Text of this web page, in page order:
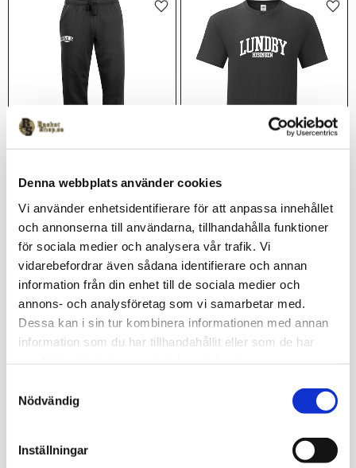
Denna webbplats använder cookies
Vi använder enhetsidentifierare för att anpassa innehållet
och annonserna till användarna, tillhandahålla funktioner
för sociala medier och analysera vår trafik. Vi
vidarebefordrar även sådana identifierare och annan
information från din enhet till de sociala medier och
annons- och analysföretag som vi samarbetar med.
Dessa kan i sin tur kombinera informationen med annan
information som du har tillhandahållit eller som de har
Nödvändig
Inställningar
Lundby Basket Sweatpant
Svart
329 kr
Lägg till i favoriter
Lundby Basket Tee Svart
179kr
Lundby Basket Tee Vit
Lägg till i favoriter
15%